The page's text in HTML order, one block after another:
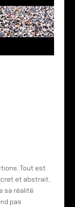
Tout est
et abstrait,
sa réalité
pas